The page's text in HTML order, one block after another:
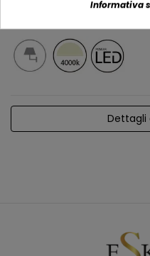
Dettagli
Informativa